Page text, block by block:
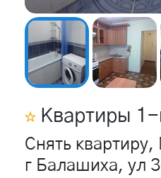
Квартиры 1 -
Снять
г Балашиха, ул